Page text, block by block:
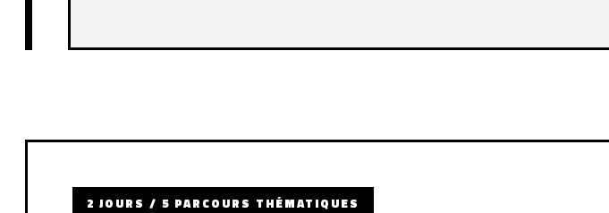
2 JOURS / 5 PARCOURS THÉMATIQUES